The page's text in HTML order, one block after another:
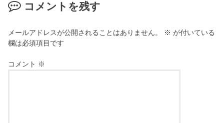
コメントを残す
メールアドレスが公開されることはありません。 ※ が付いている
欄は必須項目です
コメント ※